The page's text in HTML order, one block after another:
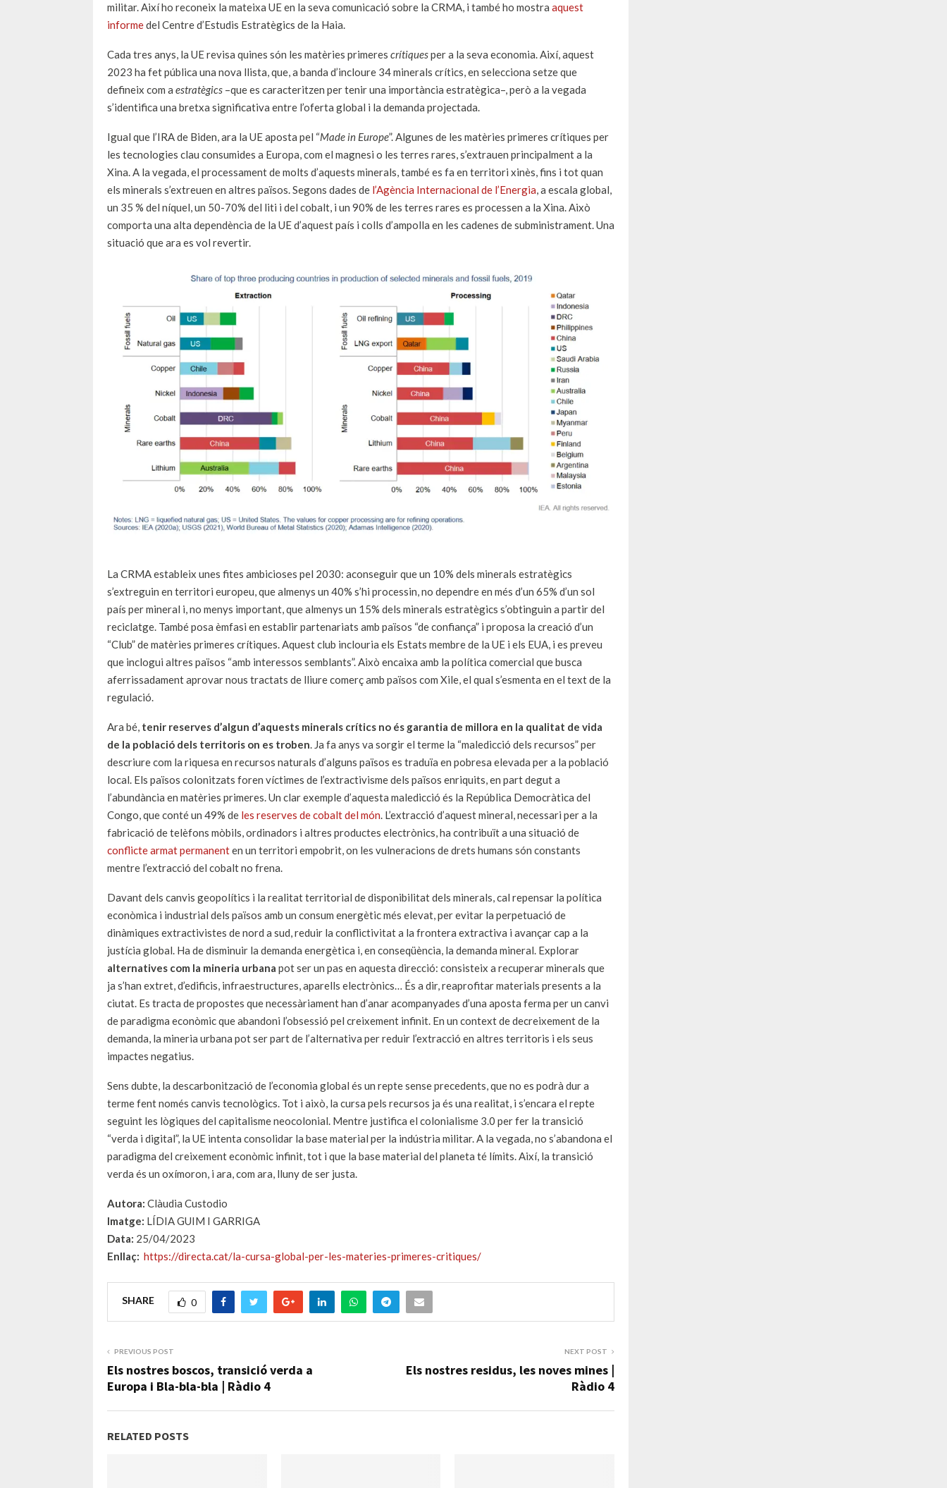
militar. Així ho reconeix la mateixa UE en la seva comunicació sobre la CRMA, i també ho mostra aquest
informedel Centre d’Estudis Estratègics de la Haia.
Cada tres anys, la UE revisa quines són les matèries primeres crítiquesper a la seva economia. Així, aquest
2023 ha fet pública una nova llista, que, a banda d’incloure 34 minerals crítics, en selecciona setze que
defineix com a estratègics –que es caracteritzen per tenir una importància estratègica–, però a la vegada
s’identifica una bretxa significativa entre l’oferta global i la demanda projectada.
Igual que l’IRA de Biden, ara la UE aposta pel “Made in Europe”. Algunes de les matèries primeres crítiques per
les tecnologies clau consumides a Europa, com el magnesi o les terres rares, s’extrauen principalment a la
Xina. A la vegada, el processament de molts d’aquests minerals, també es fa en territori xinès, fins i tot quan
els minerals s’extreuen en altres països. Segons dades de l’Agència Internacional de l’Energia, a escala global,
un 35 % del níquel, un 50-70% del liti i del cobalt, i un 90% de les terres rares es processen a la Xina. Això
comporta una alta dependència de la UE d’aquest país i colls d’ampolla en les cadenes de subministrament. Una
situació que ara es vol revertir.
La CRMA estableix unes fites ambicioses pel 2030: aconseguir que un 10% dels minerals estratègics
s’extreguin en territori europeu, que almenys un 40% s’hi processin, no dependre en més d’un 65% d’un sol
país per mineral i, no menys important, que almenys un 15% dels minerals estratègics s’obtinguin a partir del
reciclatge. També posa èmfasi en establir partenariats amb països “de confiança” i proposa la creació d’un
“Club” de matèries primeres crítiques. Aquest club inclouria els Estats membre de la UE i els EUA, i es preveu
que inclogui altres països “amb interessos semblants”. Això encaixa amb la política comercial que busca
aferrissadament aprovar nous tractats de lliure comerç amb països com Xile, el qual s’esmenta en el text de la
regulació.
Ara bé, tenir reserves d’algun d’aquests minerals crítics no és garantia de millora en la qualitat de vida
de la població dels territoris on es troben. Ja fa anys va sorgir el terme la “maledicció dels recursos” per
descriure com la riquesa en recursos naturals d’alguns països es traduïa en pobresa elevada per a la població
local. Els països colonitzats foren víctimes de l’extractivisme dels països enriquits, en part degut a
l’abundància en matèries primeres. Un clar exemple d’aquesta maledicció és la República Democràtica del
Congo, que conté un 49% de les reserves de cobalt del món. L’extracció d’aquest mineral, necessari per a la
fabricació de telèfons mòbils, ordinadors i altres productes electrònics, ha contribuït a una situació de
conflicte armat permanenten un territori empobrit, on les vulneracions de drets humans són constants
mentre l’extracció del cobalt no frena.
Davant dels canvis geopolítics i la realitat territorial de disponibilitat dels minerals, cal repensar la política
econòmica i industrial dels països amb un consum energètic més elevat, per evitar la perpetuació de
dinàmiques extractivistes de nord a sud, reduir la conflictivitat a la frontera extractiva i avançar cap a la
justícia global. Ha de disminuir la demanda energètica i, en conseqüència, la demanda mineral. Explorar
alternatives com la mineria urbana pot ser un pas en aquesta direcció: consisteix a recuperar minerals que
ja s’han extret, d’edificis, infraestructures, aparells electrònics… És a dir, reaprofitar materials presents a la
ciutat. Es tracta de propostes que necessàriament han d’anar acompanyades d’una aposta ferma per un canvi
de paradigma econòmic que abandoni l’obsessió pel creixement infinit. En un context de decreixement de la
demanda, la mineria urbana pot ser part de l’alternativa per reduir l’extracció en altres territoris i els seus
impactes negatius.
Sens dubte, la descarbonització de l’economia global és un repte sense precedents, que no es podrà dur a
terme fent només canvis tecnològics. Tot i això, la cursa pels recursos ja és una realitat, i s’encara el repte
seguint les lògiques del capitalisme neocolonial. Mentre justifica el colonialisme 3.0 per fer la transició
“verda i digital”, la UE intenta consolidar la base material per la indústria militar. A la vegada, no s’abandona el
paradigma del creixement econòmic infinit, tot i que la base material del planeta té límits. Així, la transició
verda és un oxímoron, i ara, com ara, lluny de ser justa.
Autora: Clàudia Custodio
Imatge: LÍDIA GUIM I GARRIGA
Data: 25/04/2023
Enllaç: https://directa.cat/la-cursa-global-per-les-materies-primeres-critiques/
SHARE 0
PREVIOUS POST
Els nostres boscos, transició verda a
Europa i Bla-bla-bla | Ràdio 4
NEXT POST
Els nostres residus, les noves mines |
Ràdio 4
RELATED POSTS